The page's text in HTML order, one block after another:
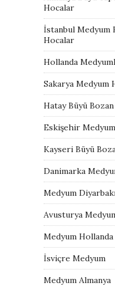
Hocalar
İstanbul Medyum
Hocalar
Hollanda
Sakarya Medyum
Hatay Büyü
Eskişehir
Kayseri Büyü
Danimarka
Medyum
Avusturya
Medyum Hollanda
İsviçre Medyum
Medyum Almanya